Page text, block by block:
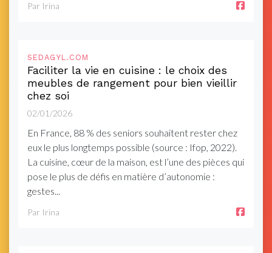
Par Irina
SEDAGYL.COM
Faciliter la vie en cuisine : le choix des
meubles de rangement pour bien vieillir
chez soi
02/01/2026
En France, 88 % des seniors souhaitent rester chez
eux le plus longtemps possible (source : Ifop, 2022).
La cuisine, cœur de la maison, est l’une des pièces qui
pose le plus de défis en matière d’autonomie :
gestes...
Par Irina